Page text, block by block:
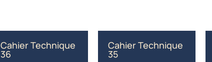
Cahier Technique
36
Cahier Technique
35